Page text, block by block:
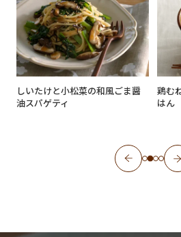
しいたけと小松菜の和風ごま醤
油スパゲティ
鶏む
はん